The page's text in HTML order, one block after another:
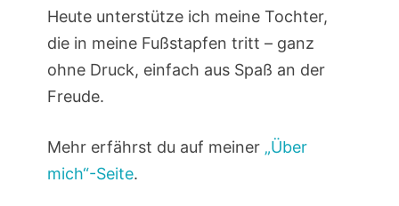
Heute unterstütze ich meine Tochter,
die in meine Fußstapfen tritt – ganz
ohne Druck, einfach aus Spaß an der
Freude.
Mehr erfährst du auf meiner „Über
mich“-Seite.